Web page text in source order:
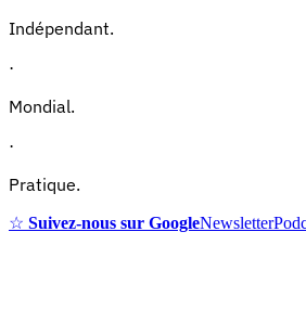
Indépendant.
·
Mondial.
·
Pratique.
☆ Suivez-nous sur GoogleNewsletter